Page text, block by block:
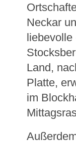
Neckar
liebevolle
Land,
Platte,
im